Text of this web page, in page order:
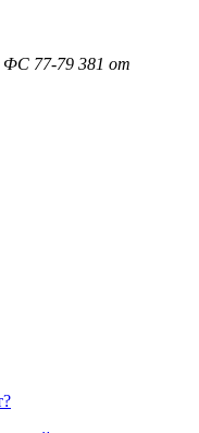
ФС 77-79 381 от